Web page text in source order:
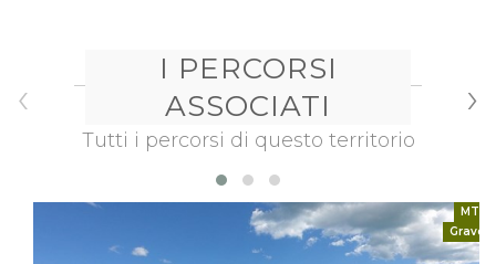
I PERCORSI
ASSOCIATI
Tutti i percorsi di questo territorio
MTB
Gravel
‹ ›